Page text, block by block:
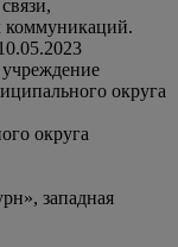
коммуникаций.
округа
округа
западная